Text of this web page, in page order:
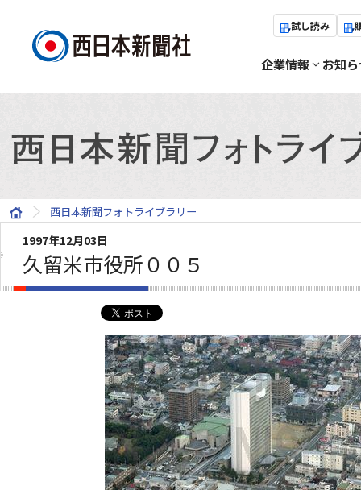
試し読み
企業情報 お知
西日本新聞フォトライブラリー
1997年12月03日
久留米市役所００５